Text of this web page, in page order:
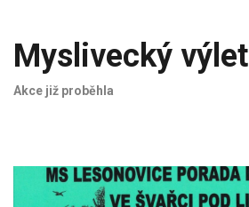
Myslivecký výlet
Akce již proběhla